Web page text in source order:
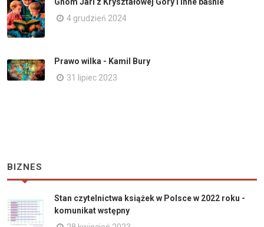
4 grudzień 2024
Prawo wilka - Kamil Bury
31 lipiec 2023
BIZNES
Stan czytelnictwa książek w Polsce w 2022 roku -
komunikat wstępny